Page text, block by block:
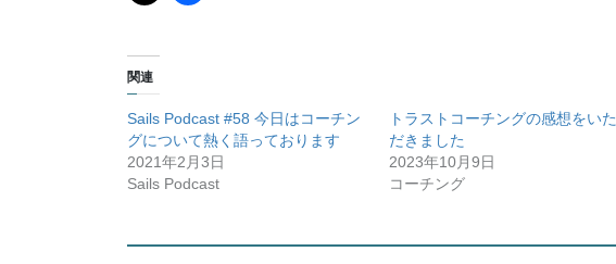
関連
Sails Podcast #58 今日はコーチン
グについて熱く語っております
2021年2月3日
Sails Podcast
トラストコーチングの感想をいた
だきました
2023年10月9日
コーチング